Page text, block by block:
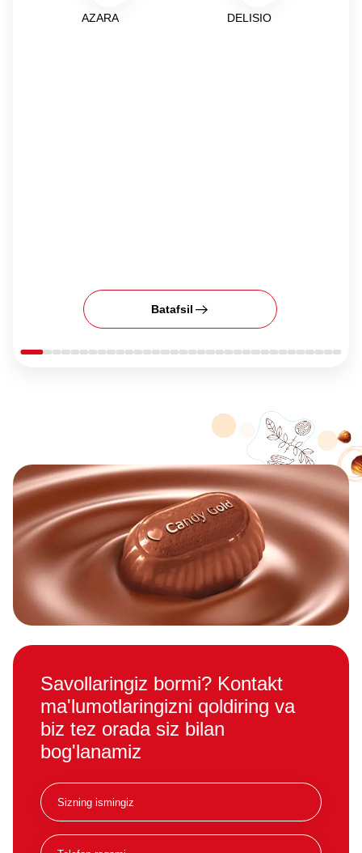
AZARA DELISIO
Batafsil
Savollaringiz bormi? Kontakt
ma'lumotlaringizni qoldiring va
biz tez orada siz bilan
bog'lanamiz